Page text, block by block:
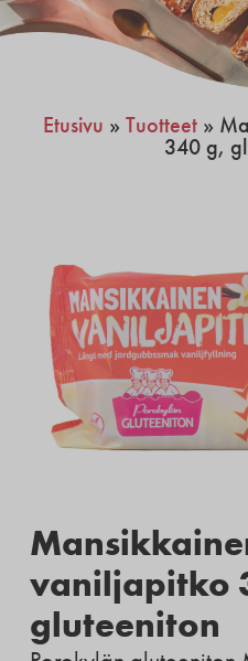
Etusivu » Tuotteet »
340 g,
vaniljapitko
gluteeniton